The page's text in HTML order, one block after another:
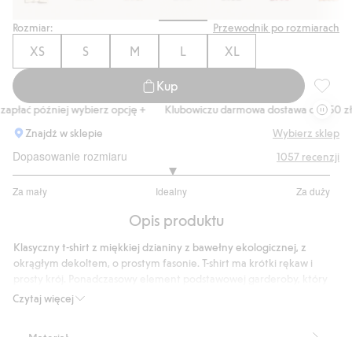
Rozmiar: Przewodnik po rozmiarach
XS S M L XL
Kup
Top
później wybierz opcję +
Klubowiczu darmowa dostawa od 150 zł
Znajdź w sklepie
Wybierz sklep
Dopasowanie rozmiaru
Za mały Idealny Za duży
na
812
głosów
1057 recenzji
Opis produktu
Czytaj więcej
Klasyczny t-shirt z miękkiej dzianiny z bawełny ekologicznej, z
okrągłym dekoltem, o prostym fasonie. T-shirt ma krótki rękaw i
sprawdzi się o każdej porze roku.